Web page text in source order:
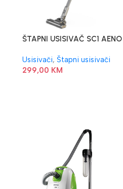
ŠTAPNI USISIVAČ SC1 AENO
Usisivači, Štapni usisivači
299,00 KM